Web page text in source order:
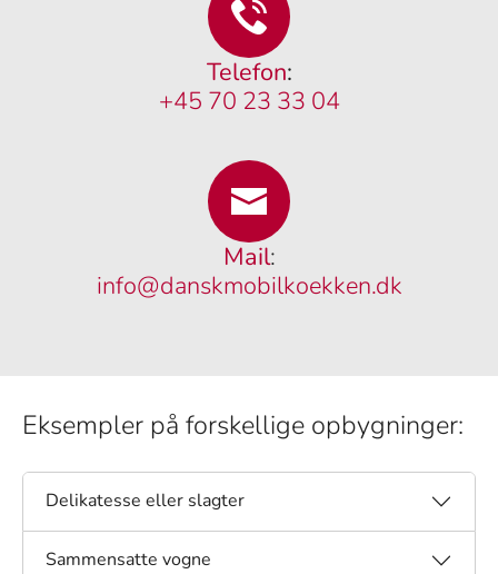
Telefon:
+45 70 23 33 04
Mail:
info@danskmobilkoekken.dk
Eksempler på forskellige opbygninger:
Delikatesse eller slagter
Sammensatte vogne